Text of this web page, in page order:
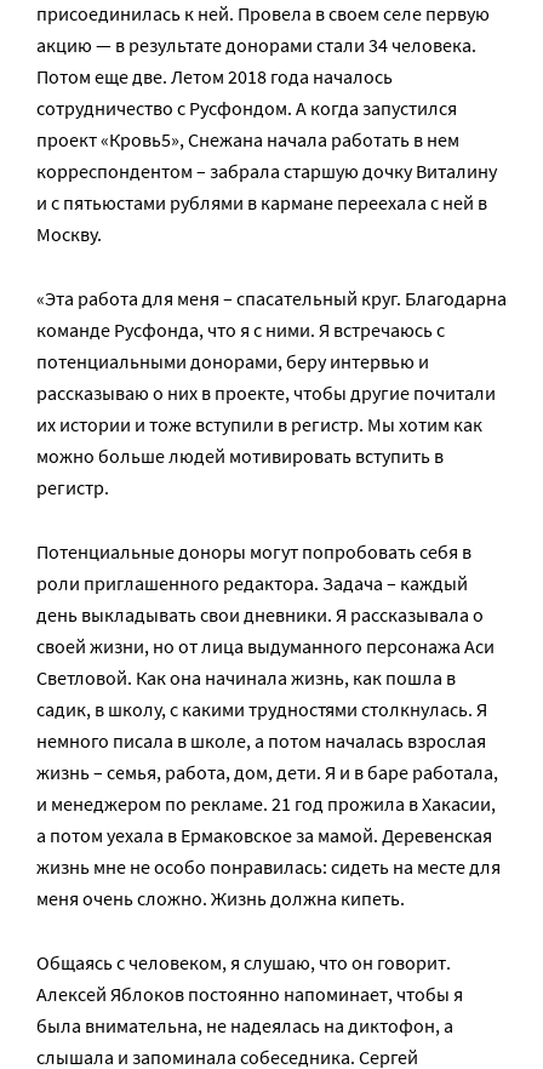
присоединилась к ней. Провела в своем селе первую
акцию — в результате донорами стали 34 человека.
Потом еще две. Летом 2018 года началось
сотрудничество с Русфондом. А когда запустился
проект «Кровь5», Снежана начала работать в нем
корреспондентом – забрала старшую дочку Виталину
и с пятьюстами рублями в кармане переехала с ней в
Москву.
«Эта работа для меня – спасательный круг. Благодарна
команде Русфонда, что я с ними. Я встречаюсь с
потенциальными донорами, беру интервью и
рассказываю о них в проекте, чтобы другие почитали
их истории и тоже вступили в регистр. Мы хотим как
можно больше людей мотивировать вступить в
регистр.
Потенциальные доноры могут попробовать себя в
роли приглашенного редактора. Задача – каждый
день выкладывать свои дневники. Я рассказывала о
своей жизни, но от лица выдуманного персонажа Аси
Светловой. Как она начинала жизнь, как пошла в
садик, в школу, с какими трудностями столкнулась. Я
немного писала в школе, а потом началась взрослая
жизнь – семья, работа, дом, дети. Я и в баре работала,
и менеджером по рекламе. 21 год прожила в Хакасии,
а потом уехала в Ермаковское за мамой. Деревенская
жизнь мне не особо понравилась: сидеть на месте для
меня очень сложно. Жизнь должна кипеть.
Общаясь с человеком, я слушаю, что он говорит.
Алексей Яблоков постоянно напоминает, чтобы я
была внимательна, не надеялась на диктофон, а
слышала и запоминала собеседника. Сергей